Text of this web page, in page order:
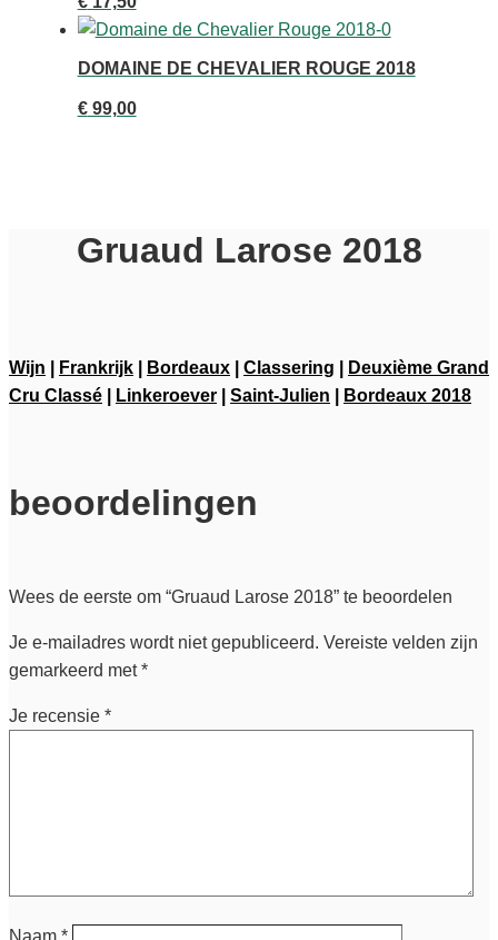
DOMAINE DE CHEVALIER ROUGE 2018
€99,00
Gruaud Larose 2018
Wijn Frankrijk Bordeaux Classering
Deuxième Grand
Cru Classé
Linkeroever Saint-Julien Bordeaux 2018
beoordelingen
Wees de eerste om “Gruaud Larose 2018” te beoordelen
Je e-mailadres wordt niet gepubliceerd. Vereiste velden zijn
gemarkeerd met*
Je recensie *
Naam *